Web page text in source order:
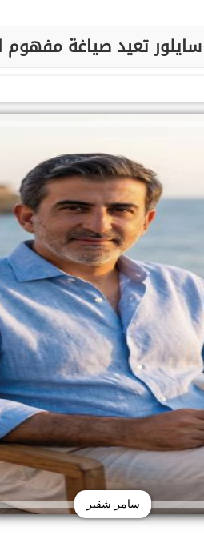
تعيد صياغة
سامر شقير